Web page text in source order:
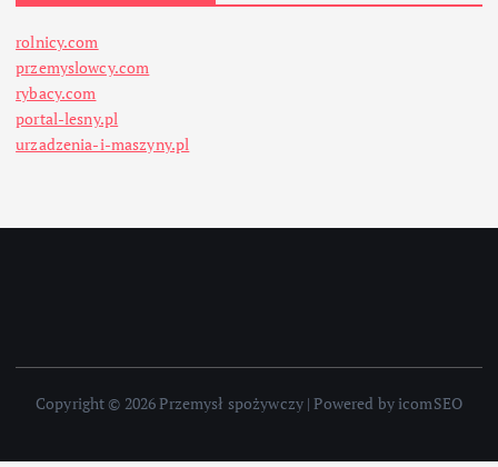
rolnicy.com
przemyslowcy.com
rybacy.com
portal-lesny.pl
urzadzenia-i-maszyny.pl
Copyright © 2026 Przemysł spożywczy | Powered by icomSEO